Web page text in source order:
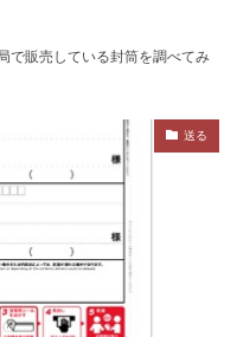
で販売している封筒を調べてみ
送る